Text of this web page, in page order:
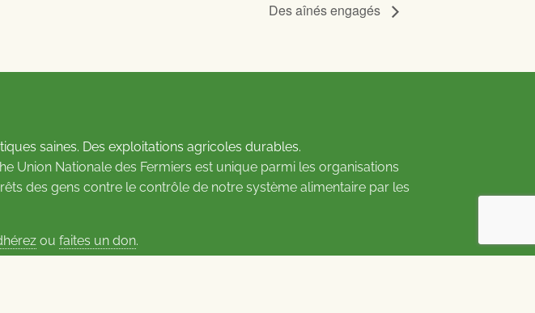
Des aînés engagés
saines. Des exploitations agricoles durables.
Union Nationale des Fermiers est unique parmi les organisations
des gens contre le contrôle de notre système alimentaire par les
ou faites un don.